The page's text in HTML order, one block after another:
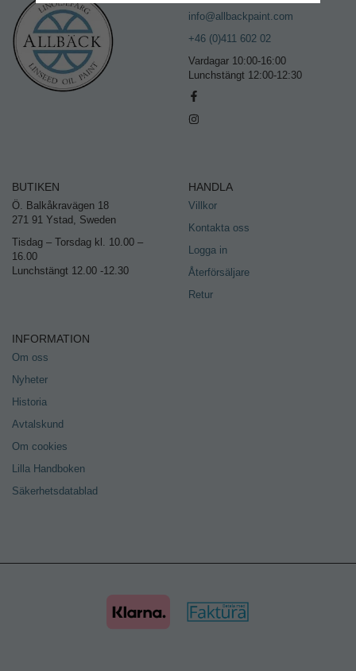
info@allbackpaint.com
+46 (0)411 602 02
Vardagar 10:00-16:00
Lunchstängt 12:00-12:30
BUTIKEN
Ö. Balkåkravägen 18
271 91 Ystad, Sweden
Tisdag – Torsdag kl. 10.00 –
16.00
Lunchstängt 12.00 -12.30
HANDLA
Villkor
Kontakta oss
Logga in
Återförsäljare
Retur
INFORMATION
Om oss
Nyheter
Historia
Avtalskund
Om cookies
Lilla Handboken
Säkerhetsdatablad